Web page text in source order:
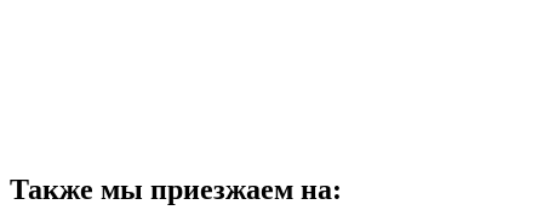
Также мы приезжаем на: